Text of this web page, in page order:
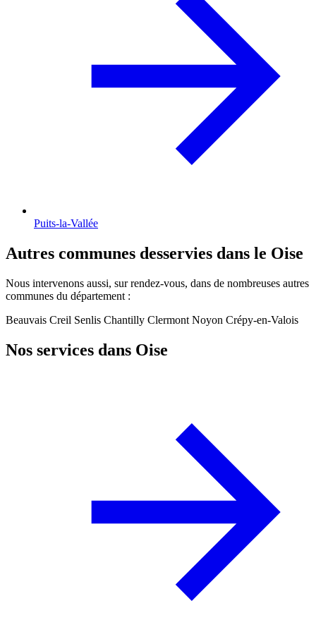
Puits-la-Vallée
Autres communes desservies dans le Oise
Nous intervenons aussi, sur rendez-vous, dans de nombreuses autres
communes du département :
Beauvais Creil Senlis Chantilly Clermont Noyon Crépy-en-Valois
Nos services dans Oise